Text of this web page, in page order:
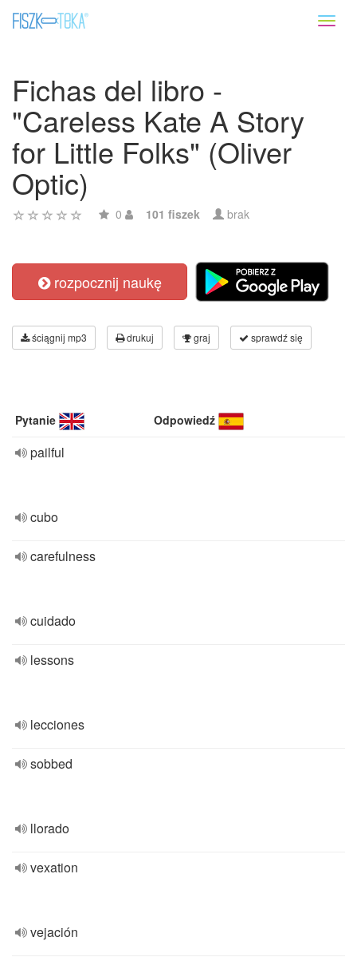
Fichas del libro -
"Careless Kate A Story
for Little Folks" (Oliver
Optic)
0 101 fiszek brak
rozpocznij naukę
ściągnij mp3 drukuj graj sprawdź się
Pytanie Odpowiedź
pailful
cubo
carefulness
cuidado
lessons
lecciones
sobbed
llorado
vexation
vejación